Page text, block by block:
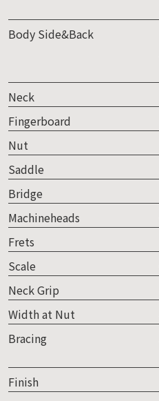
Body Side&Back
Neck
Fingerboard
Nut
Saddle
Bridge
Machineheads
Frets
Scale
Neck Grip
Width at Nut
Bracing
Finish